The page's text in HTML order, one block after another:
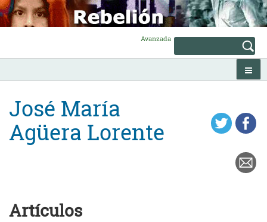
Skip
to
content
Avanzada
José María
Agüera Lorente
Artículos